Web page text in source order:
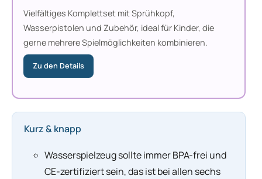
Vielfältiges Komplettset mit Sprühkopf,
Wasserpistolen und Zubehör, ideal für Kinder, die
gerne mehrere Spielmöglichkeiten kombinieren.
Zu den Details
Kurz & knapp
Wasserspielzeug sollte immer BPA-frei und
CE-zertifiziert sein, das ist bei allen sechs